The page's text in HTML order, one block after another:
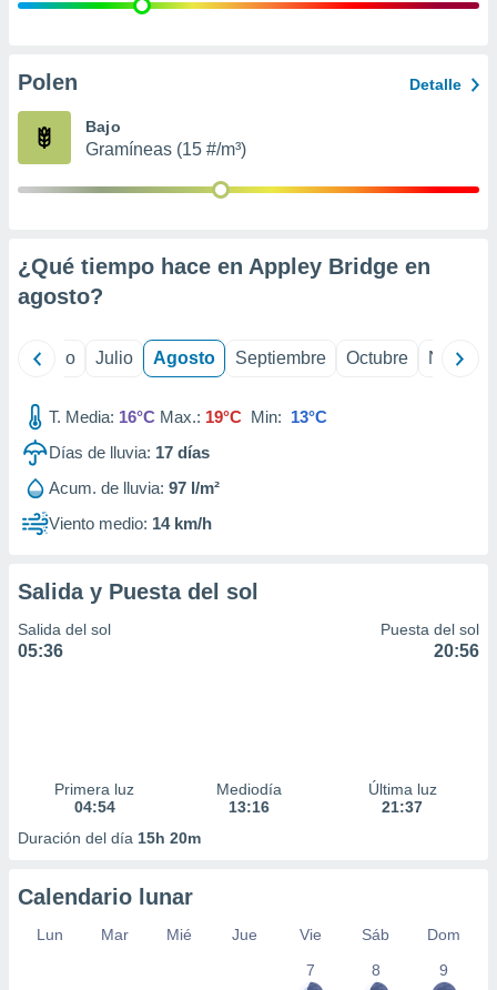
e
publicidad
Polen Detalle
Bajo
Gramíneas (15 #/m³)
¿Qué tiempo hace en Appley Bridge en
agosto?
Junio Julio Agosto Septiembre Octubre
T. Media: 16°C Max.: 19°C Min: 13°C
Días de lluvia: 17 días
Acum. de lluvia: 97 l/m²
Viento medio: 14 km/h
Salida y Puesta del sol
Salida del sol
05:36
Puesta del sol
20:56
Primera luz
04:54
Mediodía
13:16
Última luz
21:37
Duración del día 15h 20m
Calendario lunar
Lun Mar Mié Jue Vie Sáb
Dom
7
8 9